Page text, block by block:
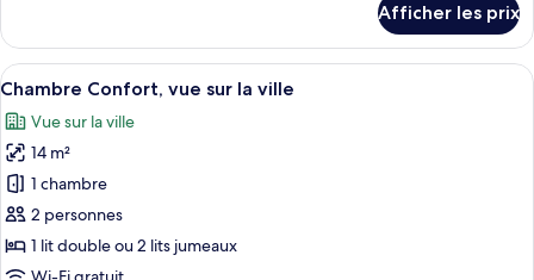
Chambre
simple
économique,
1
lit
jumeau
Chambre
simple
économique,
lit
jumeau
Afficher les prix
Afficher
toutes
les
photos
pour
ce
type
de
Une chambre d’hôtel moderne
6
Chambre Confort, vue sur la ville
Vue sur la ville
14 m²
1 chambre
2 personnes
1 lit double ou 2 lits jumeaux